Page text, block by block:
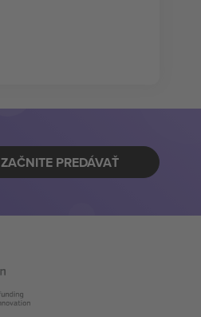
ZAČNITE PREDÁVAŤ